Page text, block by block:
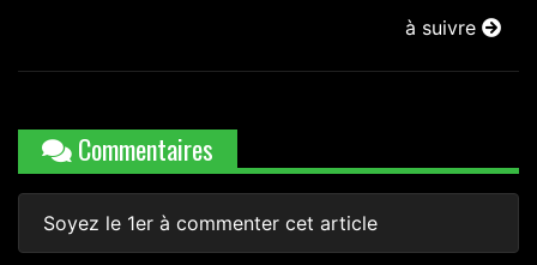
à suivre
Commentaires
Soyez le 1er à commenter cet article